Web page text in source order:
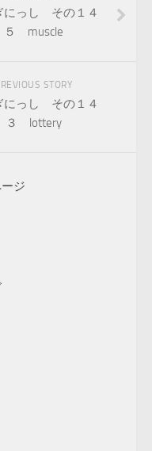
にっし その１４
５ muscle
STORY
にっし その１４
３ lottery
ジ